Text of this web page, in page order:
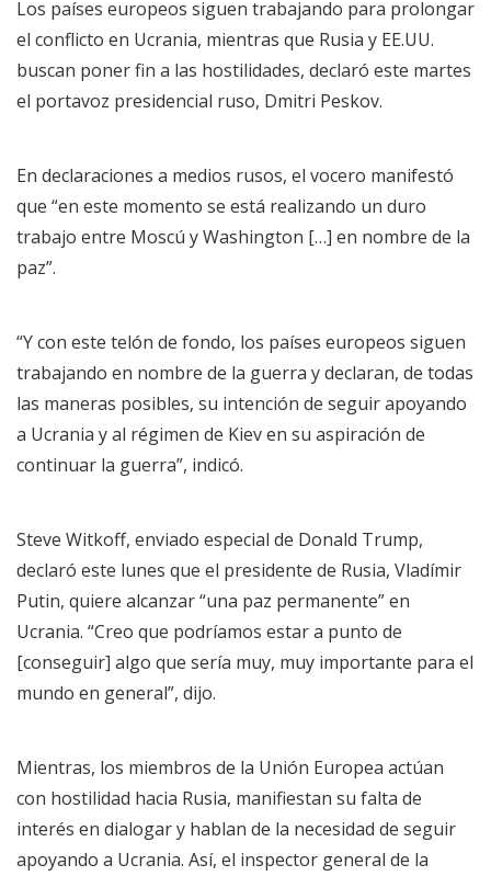
Los países europeos siguen trabajando para prolongar
el conflicto en Ucrania, mientras que Rusia y EE.UU.
buscan poner fin a las hostilidades, declaró este martes
el portavoz presidencial ruso, Dmitri Peskov.
En declaraciones a medios rusos, el vocero manifestó
que “en este momento se está realizando un duro
trabajo entre Moscú y Washington […] en nombre de la
paz”.
“Y con este telón de fondo, los países europeos siguen
trabajando en nombre de la guerra y declaran, de todas
las maneras posibles, su intención de seguir apoyando
a Ucrania y al régimen de Kiev en su aspiración de
continuar la guerra”, indicó.
Steve Witkoff, enviado especial de Donald Trump,
declaró este lunes que el presidente de Rusia, Vladímir
Putin, quiere alcanzar “una paz permanente” en
Ucrania. “Creo que podríamos estar a punto de
[conseguir] algo que sería muy, muy importante para el
mundo en general”, dijo.
Mientras, los miembros de la Unión Europea actúan
con hostilidad hacia Rusia, manifiestan su falta de
interés en dialogar y hablan de la necesidad de seguir
apoyando a Ucrania. Así, el inspector general de la